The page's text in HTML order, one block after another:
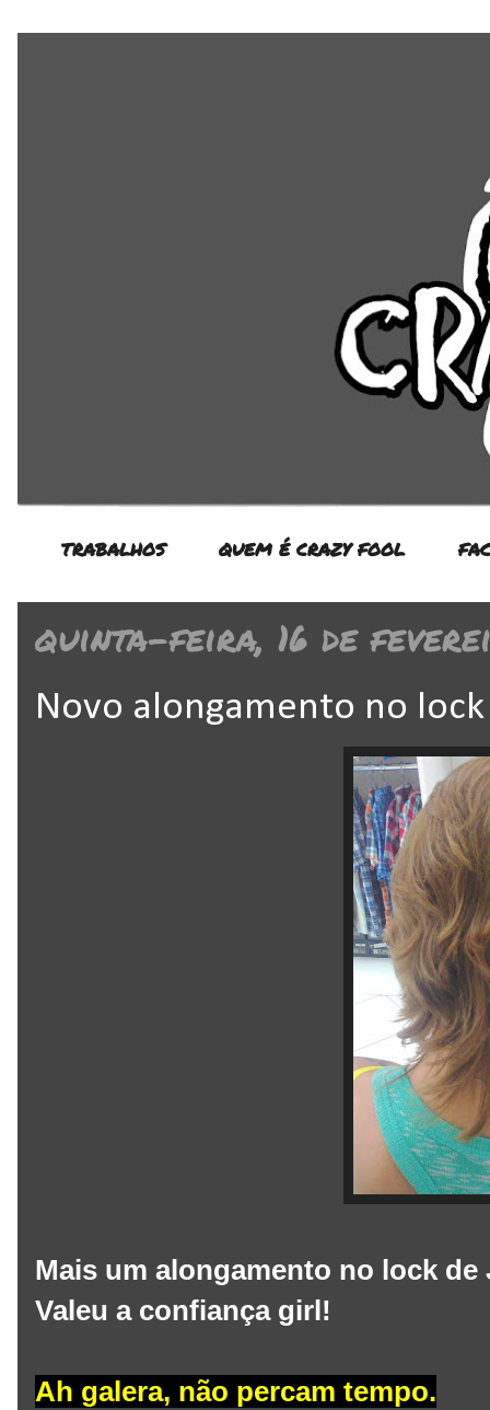
TRABALHOS QUEM É CRAZY FOOL
quinta-feira, 16 de
Novo alongamento no
Mais um alongamento no lock
Valeu a confiança girl!
Ah galera, não percam tempo.